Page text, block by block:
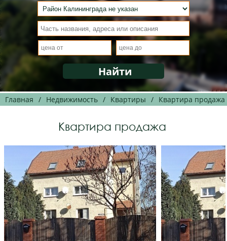
Главная / Недвижимость / Квартиры / Квартира продажа
Квартира продажа